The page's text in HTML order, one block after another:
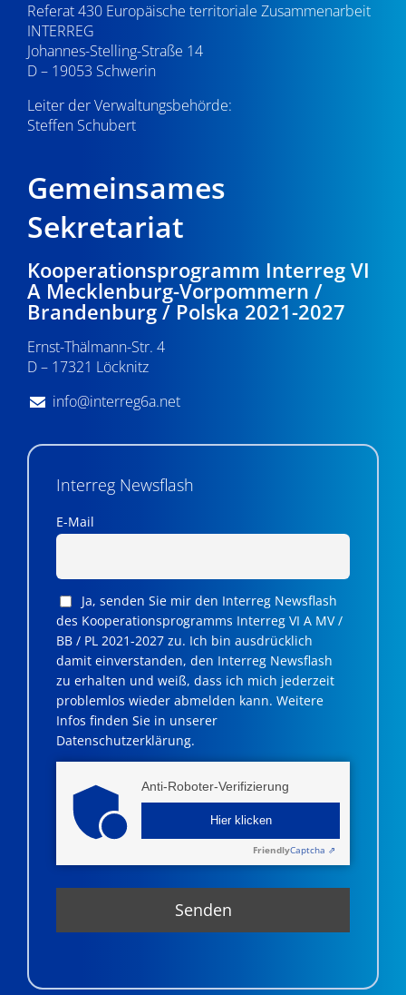
Referat 430 Europäische territoriale Zusammenarbeit
INTERREG
Johannes-Stelling-Straße 14
D – 19053 Schwerin
Leiter der Verwaltungsbehörde:
Steffen Schubert
Gemeinsames
Sekretariat
Kooperationsprogramm Interreg VI
A Mecklenburg-Vorpommern /
Brandenburg / Polska 2021-2027
Ernst-Thälmann-Str. 4
D – 17321 Löcknitz
info@interreg6a.net
Interreg Newsflash
E-Mail
Ja, senden Sie mir den Interreg Newsflash
des Kooperationsprogramms Interreg VI A MV /
BB / PL 2021-2027 zu. Ich bin ausdrücklich
damit einverstanden, den Interreg Newsflash
zu erhalten und weiß, dass ich mich jederzeit
problemlos wieder abmelden kann. Weitere
Infos finden Sie in unserer
Datenschutzerklärung.
Anti-Roboter-Verifizierung
Hier klicken
FriendlyCaptcha ⇗